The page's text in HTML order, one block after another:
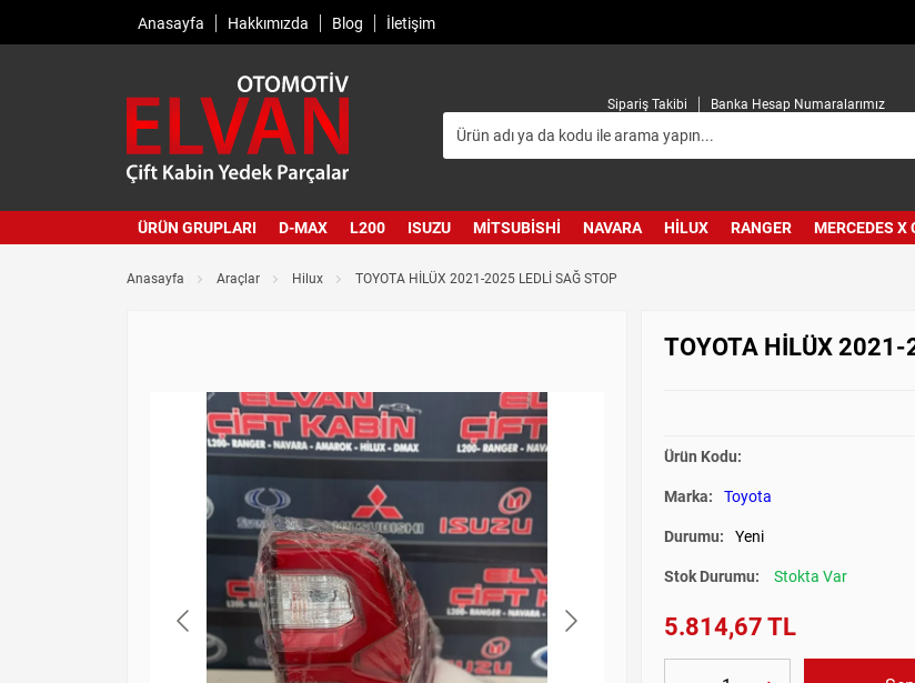
Anasayfa Hakkımızda Blog İletişim
Sipariş Takibi Banka Hesap Numaralarımız
ÜRÜN GRUPLARI D-MAX L200 ISUZU MITSUBISHI NAVARA HILUX RANGER MERCEDES X
Anasayfa Araçlar Hilux TOYOTA HİLÜX 2021-2025 LEDLİ SAĞ STOP
TOYOTA HİLÜX 2021-
Ürün Kodu:
Marka: Toyota
Durumu: Yeni
Stok Durumu: Stokta Var
5.814,67 TL